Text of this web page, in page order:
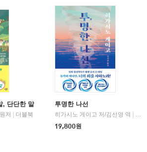
, 단단한 말
저
더블북
투명한 나선
히가시노 게이고 저/김선영 역
북다
19,800원